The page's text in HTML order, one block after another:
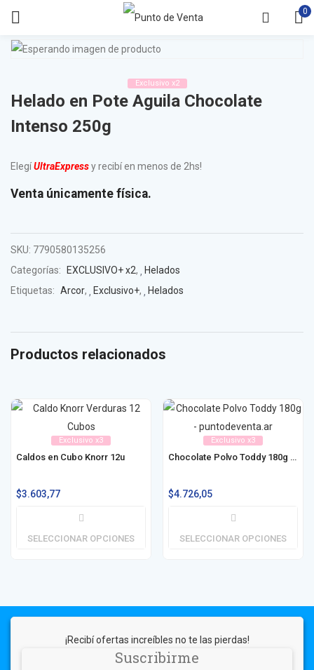
0
Exclusivo x2
Helado en Pote Aguila Chocolate
Intenso 250g
ElegíUltraExpressy recibí en menos de 2hs!
Venta únicamente física.
SKU: 7790580135256
Categorías:
EXCLUSIVO+ x2,
Helados
Etiquetas: Arcor, Exclusivo+, Helados
Productos relacionados
Exclusivo x3
Caldos en Cubo Knorr 12u
$3.603,77
SELECCIONAR OPCIONES
Exclusivo x3
Chocolate Polvo Toddy 180g / 360g
$4.726,05
SELECCIONAR OPCIONES
¡Recibí ofertas increíbles no te las pierdas!
Suscribirme